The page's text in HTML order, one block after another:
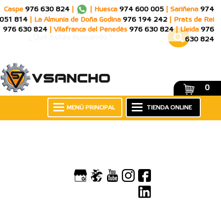
Caspe 976 630 824 Huesca 974 600 005 Sariñena 974
051 814
La Almunia de Doña Godina 976 194 242
Prats de Rei
976 630 824
Vilafranca del Penedès 976 630 824 Lleida 976
630 824
0
TIENDA ONLINE
MENÚ PRINCIPAL